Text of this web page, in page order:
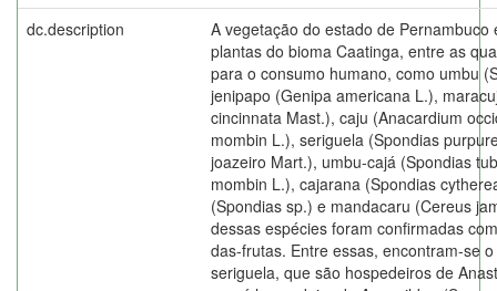
dc.description
A vegetação do estado de Pernambuco
plantas do bioma Caatinga, entre as
para o consumo humano, como umbu
jenipapo (Genipa americana L.),
cincinnata Mast.), caju (Anacardium
mombin L.), seriguela (Spondias
joazeiro Mart.), umbu-cajá (Spondias
mombin L.), cajarana (Spondias
(Spondias sp.) e mandacaru (Cereus
dessas espécies foram confirmadas
das-frutas. Entre essas, encontram-se
seriguela, que são hospedeiros de